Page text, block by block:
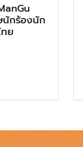
กร้องนัก
ย